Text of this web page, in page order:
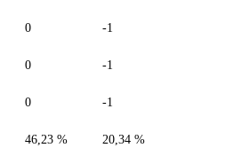
0 -1
0 -1
0 -1
46,23 % 20,34 %